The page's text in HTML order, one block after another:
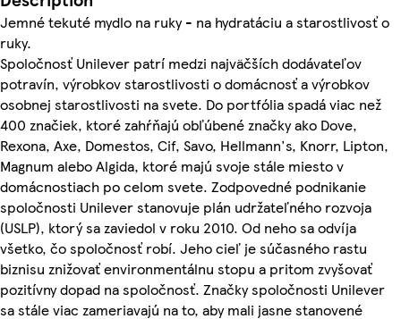
Jemné tekuté mydlo na ruky - na hydratáciu a starostlivosť o
ruky.
Spoločnosť Unilever patrí medzi najväčších dodávateľov
potravín, výrobkov starostlivosti o domácnosť a výrobkov
osobnej starostlivosti na svete. Do portfólia spadá viac než
400 značiek, ktoré zahŕňajú obľúbené značky ako Dove,
Rexona, Axe, Domestos, Cif, Savo, Hellmann's, Knorr, Lipton,
Magnum alebo Algida, ktoré majú svoje stále miesto v
domácnostiach po celom svete. Zodpovedné podnikanie
spoločnosti Unilever stanovuje plán udržateľného rozvoja
(USLP), ktorý sa zaviedol v roku 2010. Od neho sa odvíja
všetko, čo spoločnosť robí. Jeho cieľ je súčasného rastu
biznisu znižovať environmentálnu stopu a pritom zvyšovať
pozitívny dopad na spoločnosť. Značky spoločnosti Unilever
sa stále viac zameriavajú na to, aby mali jasne stanovené